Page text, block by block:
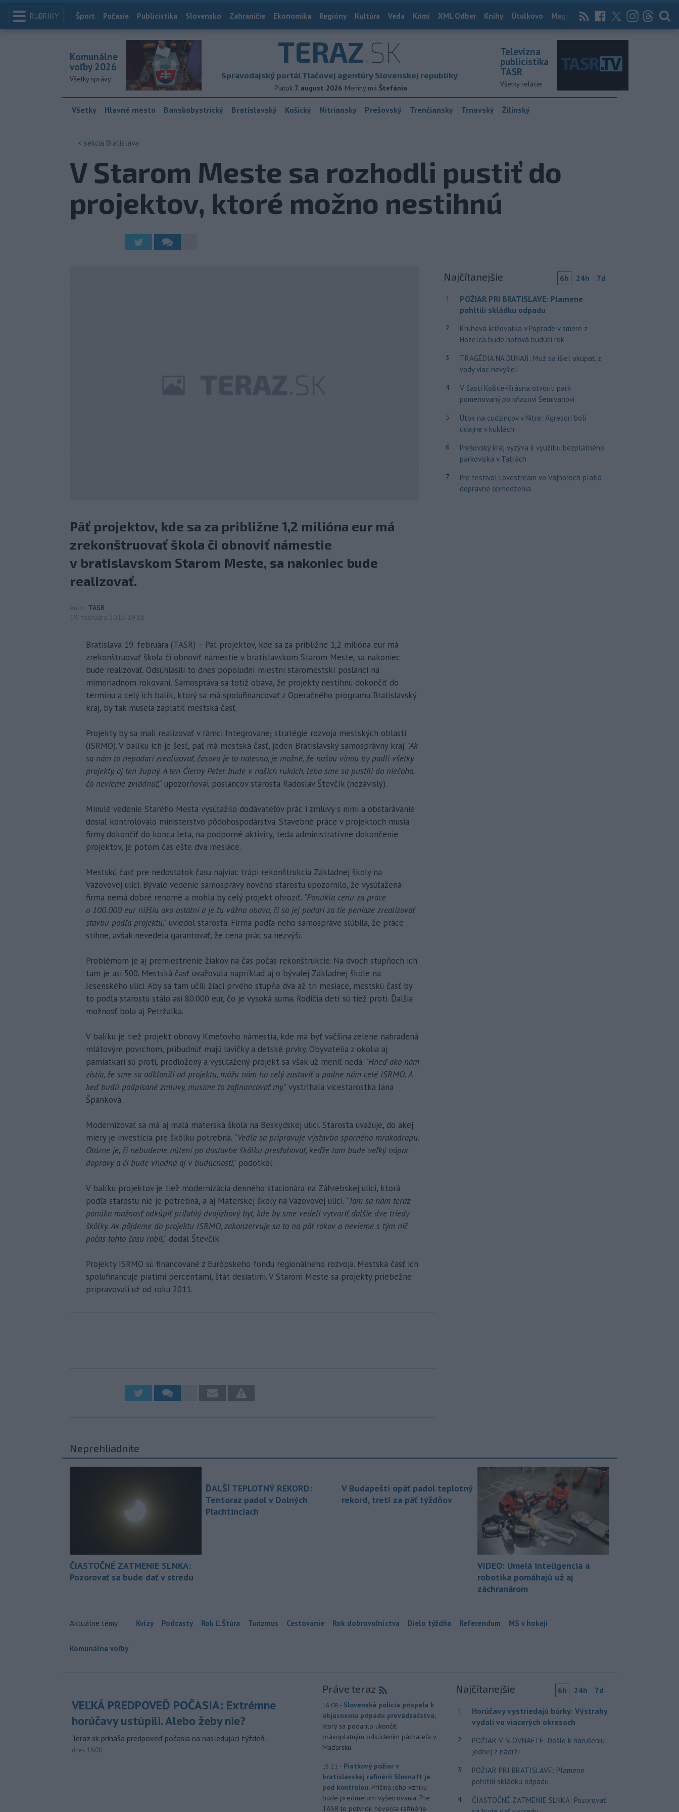
RUBRIKY Index
Šport Počasie Publicistika Slovensko Zahraničie Ekonomika Regióny Kultúra Veda Krimi XML Odber Knihy Útulkovo Magazín News Now Archív
TERAZ.SK
Spravodajský portál Tlačovej agentúry Slovenskej republiky
Piatok 7. august 2026 Meniny má Štefánia
Komunálne
voľby 2026
Všetky správy
Televízna
publicistika
TASR
Všetky relácie
Všetky Hlavné mesto Banskobystrický Bratislavský Košický Nitriansky Prešovský Trenčiansky Trnavský Žilinský
< sekcia Bratislava
V Starom Meste sa rozhodli pustiť do
projektov, ktoré možno nestihnú
Päť projektov, kde sa za približne 1,2 milióna eur má
zrekonštruovať škola či obnoviť námestie
v bratislavskom Starom Meste, sa nakoniec bude
realizovať.
Autor TASR
19. februára 2015 19:18
Bratislava 19. februára (TASR) – Päť projektov, kde sa za približne 1,2 milióna eur má
zrekonštruovať škola či obnoviť námestie v bratislavskom Starom Meste, sa nakoniec
bude realizovať. Odsúhlasili to dnes popoludní miestni staromestskí poslanci na
mimoriadnom rokovaní. Samospráva sa totiž obáva, že projekty nestihnú dokončiť do
termínu a celý ich balík, ktorý sa má spolufinancovať z Operačného programu Bratislavský
kraj, by tak musela zaplatiť mestská časť.
Projekty by sa mali realizovať v rámci Integrovanej stratégie rozvoja mestských oblastí
(ISRMO). V balíku ich je šesť, päť má mestská časť, jeden Bratislavský samosprávny kraj. "Ak
sa nám to nepodarí zrealizovať, časovo je to natesno, je možné, že našou vinou by padli všetky
projekty, aj ten župný. A ten Čierny Peter bude v našich rukách, lebo sme sa pustili do niečoho,
čo nevieme zvládnuť," upozorňoval poslancov starosta Radoslav Števčík (nezávislý).
Minulé vedenie Starého Mesta vysúťažilo dodávateľov prác i zmluvy s nimi a obstarávanie
dosiaľ kontrolovalo ministerstvo pôdohospodárstva. Stavebné práce v projektoch musia
firmy dokončiť do konca leta, na podporné aktivity, teda administratívne dokončenie
projektov, je potom čas ešte dva mesiace.
Mestskú časť pre nedostatok času najviac trápi rekonštrukcia Základnej školy na
Vazovovej ulici. Bývalé vedenie samosprávy nového starostu upozornilo, že vysúťažená
firma nemá dobré renomé a mohla by celý projekt ohroziť. "Ponúkla cenu za práce
o 100.000 eur nižšiu ako ostatní a je tu vážna obava, či sa jej podarí za tie peniaze zrealizovať
stavbu podľa projektu," uviedol starosta. Firma podľa neho samospráve sľúbila, že práce
stihne, avšak nevedela garantovať, že cena prác sa nezvýši.
Problémom je aj premiestnenie žiakov na čas počas rekonštrukcie. Na dvoch stupňoch ich
tam je asi 500. Mestská časť uvažovala napríklad aj o bývalej Základnej škole na
Jesenského ulici. Aby sa tam učili žiaci prvého stupňa dva až tri mesiace, mestskú časť by
to podľa starostu stálo asi 80.000 eur, čo je vysoká suma. Rodičia detí sú tiež proti. Ďalšia
možnosť bola aj Petržalka.
V balíku je tiež projekt obnovy Kmeťovho námestia, kde má byť väčšina zelene nahradená
mlátovým povrchom, pribudnúť majú lavičky a detské prvky. Obyvatelia z okolia aj
pamiatkari sú proti, predložený a vysúťažený projekt sa však už meniť nedá. "Hneď ako nám
zistia, že sme sa odklonili od projektu, môžu nám ho celý zastaviť a padne nám celé ISRMO. A
keď budú podpísané zmluvy, musíme to zafinancovať my," vystríhala vicestarostka Jana
Španková.
Modernizovať sa má aj malá materská škola na Beskydskej ulici. Starosta uvažuje, do akej
miery je investícia pre škôlku potrebná. "Vedľa sa pripravuje výstavba sporného mrakodrapu.
Otázne je, či nebudeme nútení po dostavbe škôlku presťahovať, keďže tam bude veľký nápor
dopravy a či bude vhodná aj v budúcnosti," podotkol.
V balíku projektov je tiež modernizácia denného stacionára na Záhrebskej ulici, ktorá
podľa starostu nie je potrebná, a aj Materskej školy na Vazovovej ulici. "Tam sa nám teraz
ponúka možnosť odkúpiť priľahlý dvojizbový byt, kde by sme vedeli vytvoriť ďalšie dve triedy
škôlky. Ak pôjdeme do projektu ISRMO, zakonzervuje sa to na päť rokov a nevieme s tým nič
počas tohto času robiť," dodal Števčík.
Projekty ISRMO sú financované z Európskeho fondu regionálneho rozvoja. Mestská časť ich
spolufinancuje piatimi percentami, štát desiatimi. V Starom Meste sa projekty priebežne
pripravovali už od roku 2011.
Najčítanejšie 6h 24h 7d
1
POŽIAR PRI BRATISLAVE: Plamene
pohltili skládku odpadu
2
Kruhová križovatka v Poprade v smere z
Hozelca bude hotová budúci rok
3
TRAGÉDIA NA DUNAJI: Muž sa išiel okúpať, z
vody viac nevyšiel
4
V časti Košice-Krásna otvorili park
pomenovaný po kňazovi Semivanovi
5
Útok na cudzincov v Nitre: Agresori boli
údajne v kuklách
6
Prešovský kraj vyzýva k využitiu bezplatného
parkoviska v Tatrách
7
Pre festival Lovestream vo Vajnoroch platia
dopravné obmedzenia
Neprehliadnite
ČIASTOČNÉ ZATMENIE SLNKA:
Pozorovať sa bude dať v stredu
ĎALŠÍ TEPLOTNÝ REKORD:
Tentoraz padol v Dolných
Plachtinciach
V Budapešti opäť padol teplotný
rekord, tretí za päť týždňov
VIDEO: Umelá inteligencia a
robotika pomáhajú už aj
záchranárom
Aktuálne témy: Kvízy Podcasty Rok Ľ.Štúra Turizmus Cestovanie Rok dobrovoľníctva Dielo týždňa Referendum MS v hokeji
Komunálne voľby
VEĽKÁ PREDPOVEĎ POČASIA: Extrémne
horúčavy ustúpili. Alebo žeby nie?
Teraz.sk prináša predpoveď počasia na nasledujúci týždeň.
dnes 16:00
Práve teraz
16:08 - Slovenská polícia prispela k
objasneniu prípadu prevádzačstva,
ktorý sa podarilo ukončiť
právoplatným odsúdením páchateľa v
Maďarsku.
15:21 - Piatkový požiar v
bratislavskej rafinérii Slovnaft je
pod kontrolou. Príčina jeho vzniku
bude predmetom vyšetrovania. Pre
TASR to potvrdil hovorca rafinérie
Najčítanejšie 6h 24h 7d
1
Horúčavy vystriedajú búrky: Výstrahy
vydali vo viacerých okresoch
2
POŽIAR V SLOVNAFTE: Došlo k narušeniu
jednej z nádrží
3
POŽIAR PRI BRATISLAVE: Plamene
pohltili skládku odpadu
4
ČIASTOČNÉ ZATMENIE SLNKA: Pozorovať